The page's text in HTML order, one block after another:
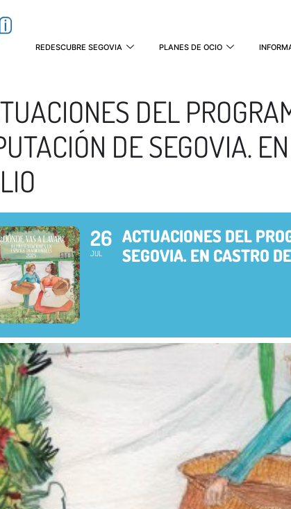
REDESCUBRE SEGOVIA PLANES DE OCIO
DEL
DE SEGOVIA.
26
JUL
ACTUACIONES DEL
SEGOVIA. EN CASTRO